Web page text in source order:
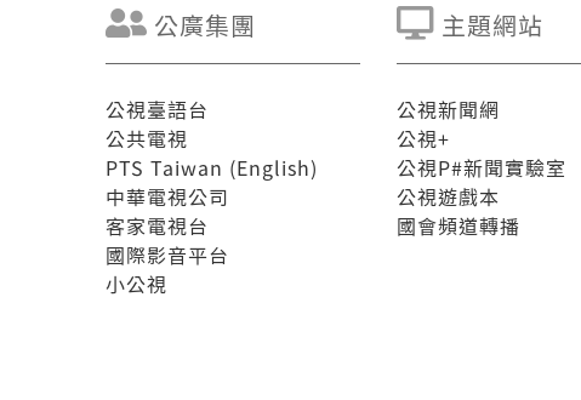
公廣集團
公視臺語台
公共電視
PTS Taiwan (English)
中華電視公司
客家電視台
國際影音平台
小公視
主題網站
公視新聞網
公視+
公視P#新聞實驗室
公視遊戲本
國會頻道轉播